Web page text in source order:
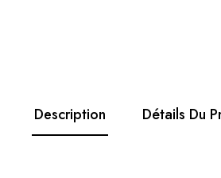
Description Détails Du